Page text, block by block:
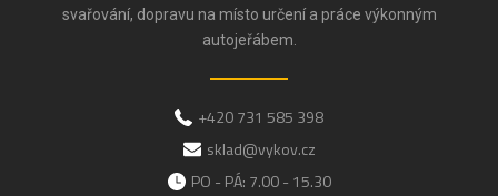
svařování, dopravu na místo určení a práce výkonným
autojeřábem.
+420 731 585 398
sklad@vykov.cz
PO - PÁ: 7.00 - 15.30